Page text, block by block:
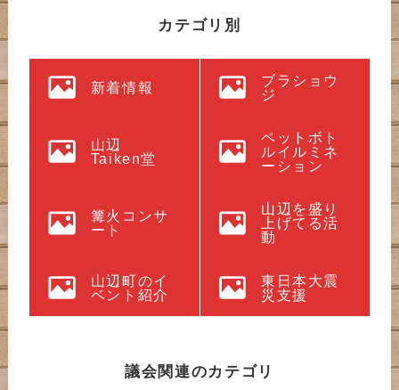
カテゴリ別
新着情報
ブラショウ
ジ
山辺
Taiken堂
ペットボト
ルイルミネ
ーション
篝火コンサ
ート
山辺を盛り
上げてる活
動
山辺町のイ
ベント紹介
東日本大震
災支援
議会関連のカテゴリ